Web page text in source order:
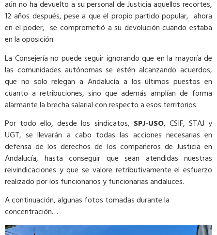
aún no ha devuelto a su personal de Justicia aquellos recortes,
12 años después, pese a que el propio partido popular, ahora
en el poder, se comprometió a su devolución cuando estaba
en la oposición.
La Consejería no puede seguir ignorando que en la mayoría de
las comunidades autónomas se estén alcanzando acuerdos,
que no solo relegan a Andalucía a los últimos puestos en
cuanto a retribuciones, sino que además amplían de forma
alarmante la brecha salarial con respecto a esos territorios.
Por todo ello, desde los sindicatos, SPJ-USO, CSIF, STAJ y
UGT, se llevarán a cabo todas las acciones necesarias en
defensa de los derechos de los compañeros de Justicia en
Andalucía, hasta conseguir que sean atendidas nuestras
reivindicaciones y que se valore retributivamente el esfuerzo
realizado por los funcionarios y funcionarias andaluces.
A continuación, algunas fotos tomadas durante la
concentración…